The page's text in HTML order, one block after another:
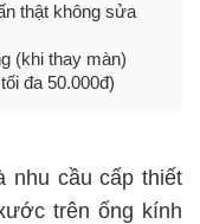
thật không sửa
(khi thay màn)
đa 50.000đ)
nhu cầu cấp thiết
trên ống kính